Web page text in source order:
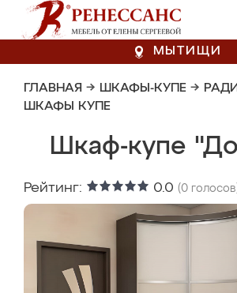
МЫТИЩИ
ГЛАВНАЯ → ШКАФЫ-КУПЕ →
ШКАФЫ КУПЕ
Шкаф-купе
Рейтинг: 0.0 (0